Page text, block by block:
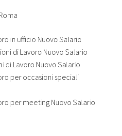
in ufficio Nuovo Salario
di Lavoro Nuovo Salario
di Lavoro Nuovo Salario
per occasioni speciali
per meeting Nuovo Salario